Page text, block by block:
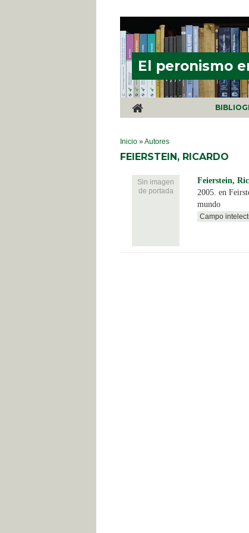
El peronismo
SE ENCUENTRA USTED AQUÍ
Inicio »Autores
FEIERSTEIN, RICARDO
Sin imagen
de portada
Feierstein,
2005. en
mundo
Campo